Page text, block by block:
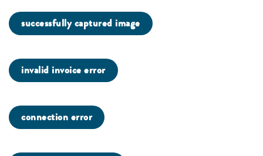
successfully captured image
invalid invoice error
connection error